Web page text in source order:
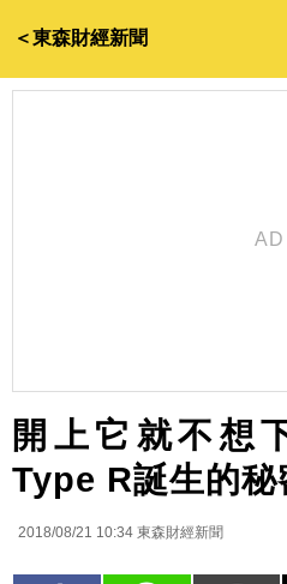
＜東森財經新聞
開上它就不想
Type R誕生的秘
2018/08/21 10:34 東森財經新聞